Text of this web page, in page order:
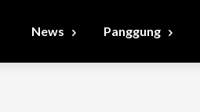
News Panggung